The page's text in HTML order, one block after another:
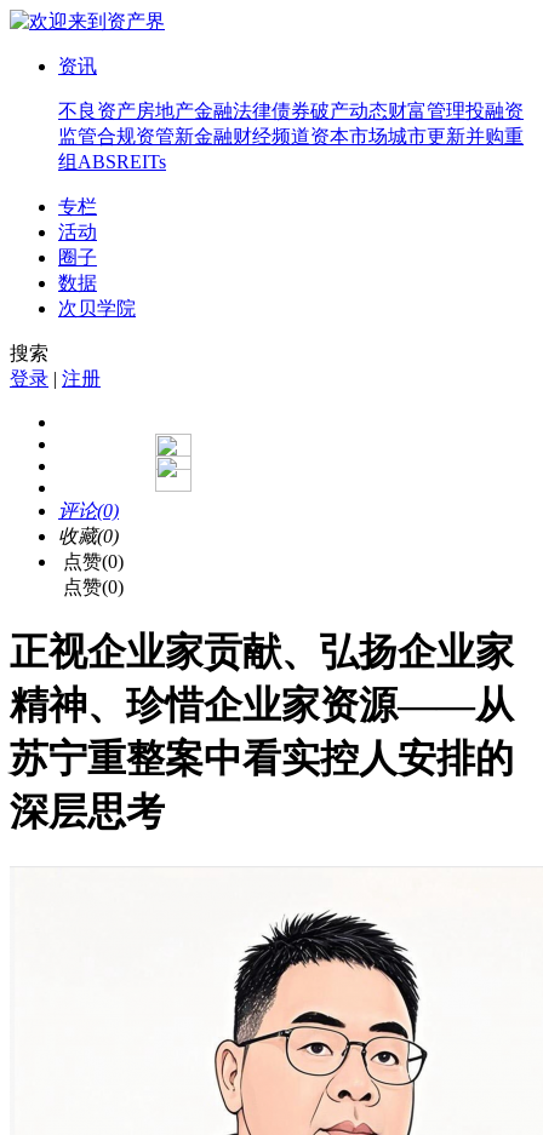
资讯
不良资产房地产金融法律债券破产动态财富管理投融资
监管合规资管新金融财经频道资本市场城市更新并购重
组 ABSREITs
专栏
活动
圈子
数据
次贝学院
搜索
登录 | 注册
评论(0)
收藏(0)
点赞(0)
点赞(0)
正视企业家贡献、弘扬企业家
精神、珍惜企业家资源——从
苏宁重整案中看实控人安排的
深层思考